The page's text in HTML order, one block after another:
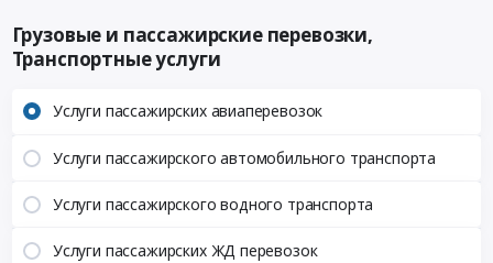
Грузовые и пассажирские перевозки,
Транспортные услуги
Услуги пассажирских авиаперевозок
Услуги пассажирского автомобильного транспорта
Услуги пассажирского водного транспорта
Услуги пассажирских ЖД перевозок